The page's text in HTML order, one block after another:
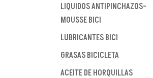
LIQUIDOS ANTIPINCHAZOS-
MOUSSE BICI
LUBRICANTES BICI
GRASAS BICICLETA
ACEITE DE HORQUILLAS